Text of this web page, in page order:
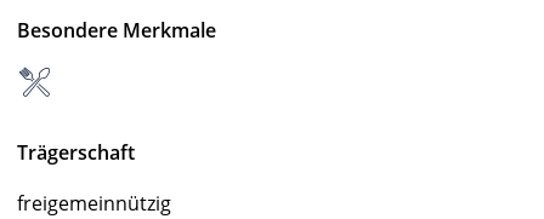
Besondere Merkmale
Trägerschaft
freigemeinnützig